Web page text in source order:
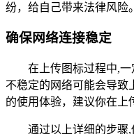
纷，给自己带来法律风险。
确保网络连接稳定
在上传图标过程中,一
不稳定的网络可能会导致
的使用体验，建议你在上
通过以上详细的步骤